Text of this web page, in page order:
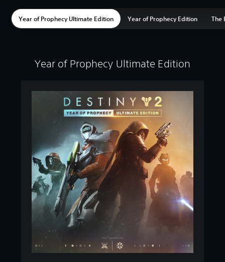
Year of Prophecy Ultimate Edition Year of Prophecy Edition The
Year of Prophecy Ultimate Edition